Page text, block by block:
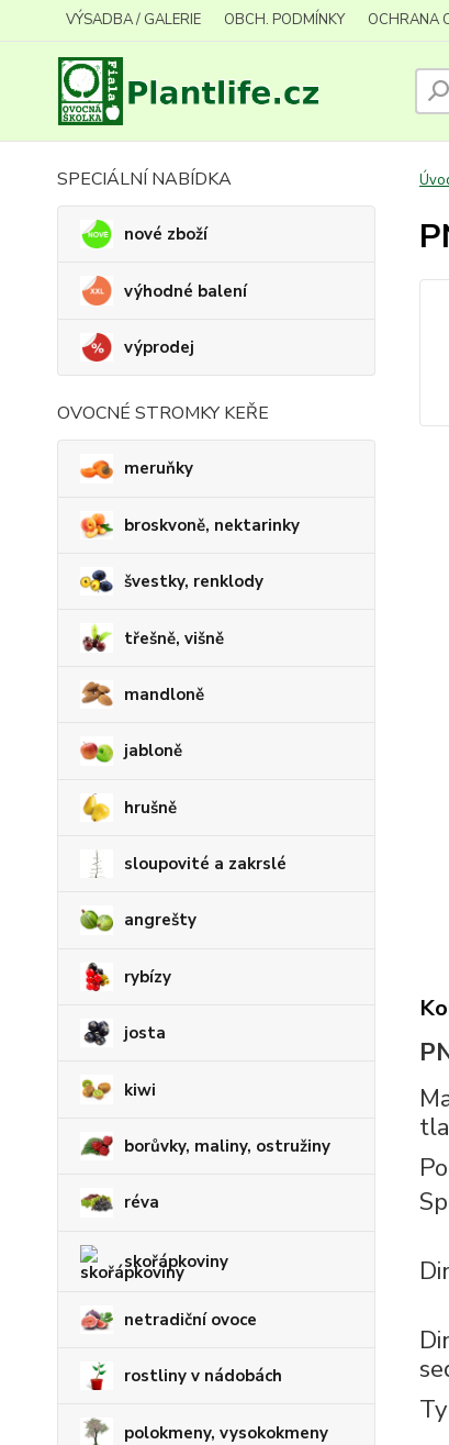
VÝSADBA / GALERIE OBCH. PODMÍNKY OCHRANA
SPECIÁLNÍ NABÍDKA
nové zboží
výhodné balení
výprodej
OVOCNÉ STROMKY KEŘE
meruňky
broskvoně, nektarinky
švestky, renklody
třešně, višně
mandloně
jabloně
hrušně
sloupovité a zakrslé
angrešty
rybízy
josta
kiwi
borůvky, maliny, ostružiny
réva
skořápkoviny
netradiční ovoce
rostliny v nádobách
polokmeny, vysokokmeny